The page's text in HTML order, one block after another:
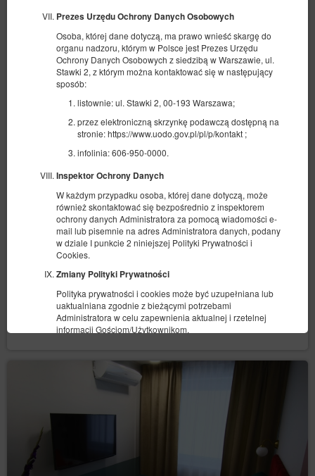
Prezes Urzędu Ochrony Danych Osobowych
Osoba, której dane dotyczą, ma prawo wnieść skargę do
organu nadzoru, którym w Polsce jest Prezes Urzędu
Ochrony Danych Osobowych z siedzibą w Warszawie, ul.
Stawki 2, z którym można kontaktować się w następujący
sposób:
listownie: ul. Stawki 2, 00-193 Warszawa;
przez elektroniczną skrzynkę podawczą dostępną na
stronie: https://www.uodo.gov.pl/pl/p/kontakt ;
infolinia: 606-950-0000.
Inspektor Ochrony Danych
W każdym przypadku osoba, której dane dotyczą, może
również skontaktować się bezpośrednio z inspektorem
ochrony danych Administratora za pomocą wiadomości e-
mail lub pisemnie na adres Administratora danych, podany
w dziale I punkcie 2 niniejszej Polityki Prywatności i
Cookies.
Zmiany Polityki Prywatności
Polityka prywatności i cookies może być uzupełniana lub
uaktualniana zgodnie z bieżącymi potrzebami
Administratora w celu zapewnienia aktualnej i rzetelnej
informacji Gościom/Użytkownikom.
Serwis realizuje funkcje pozyskiwania informacji o
Gościach, Użytkownikach Serwisu i ich zachowaniu w
następujący sposób:
poprzez dobrowolnie wprowadzone w
formularzach informacje w celach wynikających z
poprzez zapisywanie w urządzeniach końcowych
pliki cookies (tzw. „
Apartament Bohaterów Kragujewca typu
Superior
1 bardzo duże łóżko podwójne (King)
Proponowany inny termin (obiekt niedostępny w wybranym terminie):
09.08.2026 - 10.08.2026 (1 noc)
Parking Bohaterów Kragujewca 6
Udostępnij
Szczegóły Dostępność
Dostosuj termin